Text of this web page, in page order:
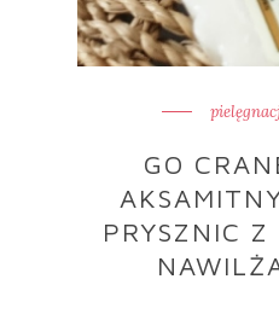
GO
PRYSZNIC Z